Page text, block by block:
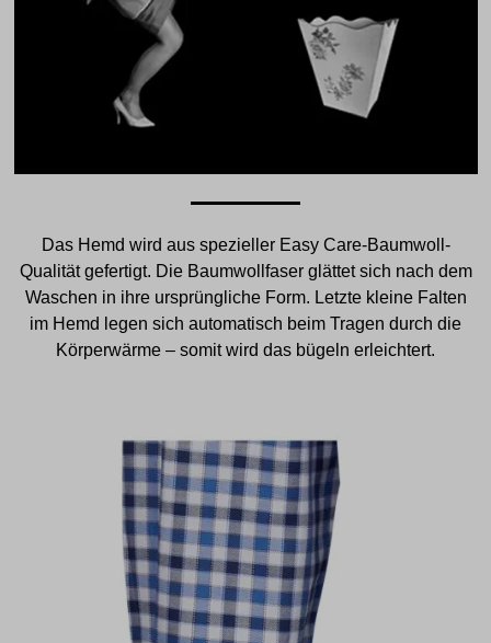
Das Hemd wird aus spezieller Easy Care-Baumwoll-
Qualität gefertigt. Die Baumwollfaser glättet sich nach dem
Waschen in ihre ursprüngliche Form. Letzte kleine Falten
im Hemd legen sich automatisch beim Tragen durch die
Körperwärme – somit wird das bügeln erleichtert.